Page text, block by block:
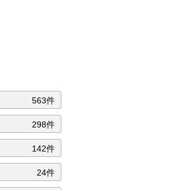
563件
298件
142件
24件